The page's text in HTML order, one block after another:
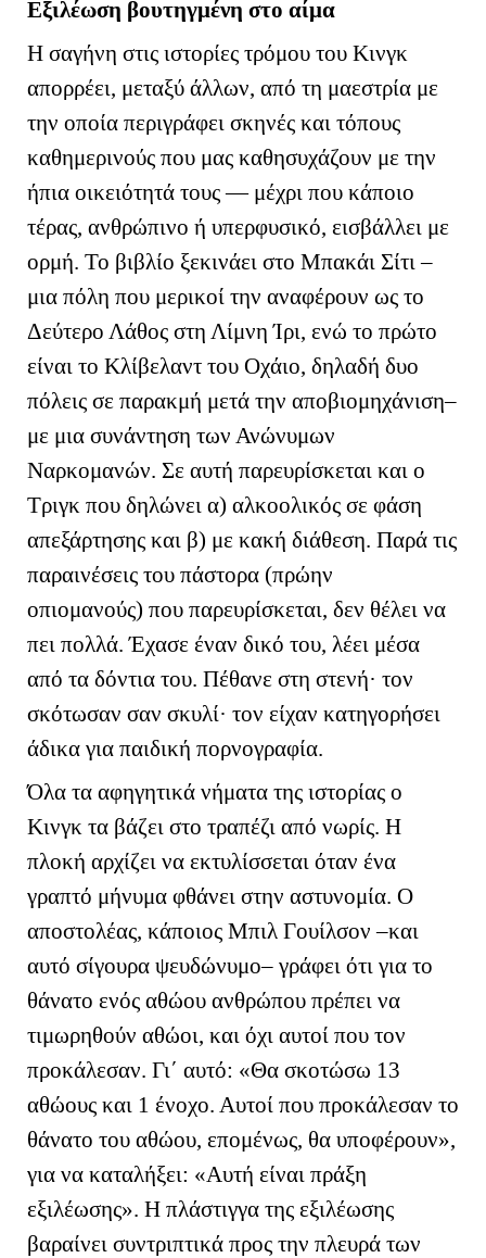
Εξιλέωση βουτηγμένη στο αίμα
H σαγήνη στις ιστορίες τρόμου του Κινγκ
απορρέει, μεταξύ άλλων, από τη μαεστρία με
την οποία περιγράφει σκηνές και τόπους
καθημερινούς που μας καθησυχάζουν με την
ήπια οικειότητά τους — μέχρι που κάποιο
τέρας, ανθρώπινο ή υπερφυσικό, εισβάλλει με
ορμή. Το βιβλίο ξεκινάει στο Μπακάι Σίτι –
μια πόλη που μερικοί την αναφέρουν ως το
Δεύτερο Λάθος στη Λίμνη Ίρι, ενώ το πρώτο
είναι το Κλίβελαντ του Οχάιο, δηλαδή δυο
πόλεις σε παρακμή μετά την αποβιομηχάνιση–
με μια συνάντηση των Ανώνυμων
Ναρκομανών. Σε αυτή παρευρίσκεται και ο
Τριγκ που δηλώνει α) αλκοολικός σε φάση
απεξάρτησης και β) με κακή διάθεση. Παρά τις
παραινέσεις του πάστορα (πρώην
οπιομανούς) που παρευρίσκεται, δεν θέλει να
πει πολλά. Έχασε έναν δικό του, λέει μέσα
από τα δόντια του. Πέθανε στη στενή· τον
σκότωσαν σαν σκυλί· τον είχαν κατηγορήσει
άδικα για παιδική πορνογραφία.
Όλα τα αφηγητικά νήματα της ιστορίας ο
Κινγκ τα βάζει στο τραπέζι από νωρίς. Η
πλοκή αρχίζει να εκτυλίσσεται όταν ένα
γραπτό μήνυμα φθάνει στην αστυνομία. Ο
αποστολέας, κάποιος Μπιλ Γουίλσον –και
αυτό σίγουρα ψευδώνυμο– γράφει ότι για το
θάνατο ενός αθώου ανθρώπου πρέπει να
τιμωρηθούν αθώοι, και όχι αυτοί που τον
προκάλεσαν. Γι΄ αυτό: «Θα σκοτώσω 13
αθώους και 1 ένοχο. Αυτοί που προκάλεσαν το
θάνατο του αθώου, επομένως, θα υποφέρουν»,
για να καταλήξει: «Αυτή είναι πράξη
εξιλέωσης». Η πλάστιγγα της εξιλέωσης
βαραίνει συντριπτικά προς την πλευρά των